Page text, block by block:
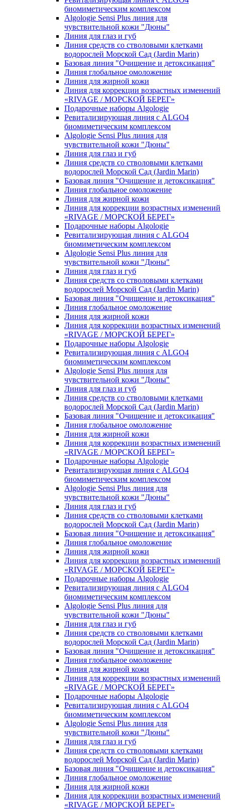
биомиметическим комплексом
Algologie Sensi Plus линия для
чувcтвительной кожи "Дюны"
Линия для глаз и губ
Линия средств со стволовыми клетками
водорослей Морской Сад (Jardin Marin)
Базовая линия "Очищение и детоксикация"
Линия глобальное омоложение
Линия для жирной кожи
Линия для коррекции возрастных изменений
«RIVAGE / МОРСКОЙ БЕРЕГ»
Подарочные наборы Algologie
Ревитализирующая линия с ALGO4
биомиметическим комплексом
Algologie Sensi Plus линия для
чувcтвительной кожи "Дюны"
Линия для глаз и губ
Линия средств со стволовыми клетками
водорослей Морской Сад (Jardin Marin)
Базовая линия "Очищение и детоксикация"
Линия глобальное омоложение
Линия для жирной кожи
Линия для коррекции возрастных изменений
«RIVAGE / МОРСКОЙ БЕРЕГ»
Подарочные наборы Algologie
Ревитализирующая линия с ALGO4
биомиметическим комплексом
Algologie Sensi Plus линия для
чувcтвительной кожи "Дюны"
Линия для глаз и губ
Линия средств со стволовыми клетками
водорослей Морской Сад (Jardin Marin)
Базовая линия "Очищение и детоксикация"
Линия глобальное омоложение
Линия для жирной кожи
Линия для коррекции возрастных изменений
«RIVAGE / МОРСКОЙ БЕРЕГ»
Подарочные наборы Algologie
Ревитализирующая линия с ALGO4
биомиметическим комплексом
Algologie Sensi Plus линия для
чувcтвительной кожи "Дюны"
Линия для глаз и губ
Линия средств со стволовыми клетками
водорослей Морской Сад (Jardin Marin)
Базовая линия "Очищение и детоксикация"
Линия глобальное омоложение
Линия для жирной кожи
Линия для коррекции возрастных изменений
«RIVAGE / МОРСКОЙ БЕРЕГ»
Подарочные наборы Algologie
Ревитализирующая линия с ALGO4
биомиметическим комплексом
Algologie Sensi Plus линия для
чувcтвительной кожи "Дюны"
Линия для глаз и губ
Линия средств со стволовыми клетками
водорослей Морской Сад (Jardin Marin)
Базовая линия "Очищение и детоксикация"
Линия глобальное омоложение
Линия для жирной кожи
Линия для коррекции возрастных изменений
«RIVAGE / МОРСКОЙ БЕРЕГ»
Подарочные наборы Algologie
Ревитализирующая линия с ALGO4
биомиметическим комплексом
Algologie Sensi Plus линия для
чувcтвительной кожи "Дюны"
Линия для глаз и губ
Линия средств со стволовыми клетками
водорослей Морской Сад (Jardin Marin)
Базовая линия "Очищение и детоксикация"
Линия глобальное омоложение
Линия для жирной кожи
Линия для коррекции возрастных изменений
«RIVAGE / МОРСКОЙ БЕРЕГ»
Подарочные наборы Algologie
Ревитализирующая линия с ALGO4
биомиметическим комплексом
Algologie Sensi Plus линия для
чувcтвительной кожи "Дюны"
Линия для глаз и губ
Линия средств со стволовыми клетками
водорослей Морской Сад (Jardin Marin)
Базовая линия "Очищение и детоксикация"
Линия глобальное омоложение
Линия для жирной кожи
Линия для коррекции возрастных изменений
«RIVAGE / МОРСКОЙ БЕРЕГ»